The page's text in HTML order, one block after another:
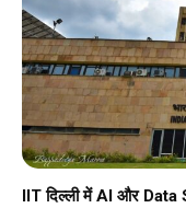
IIT दिल्ली में AI और